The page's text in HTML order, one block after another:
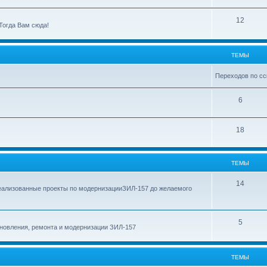
Вам сюда!
12
ы
ТЕМЫ
Переходов по
6Т
м
ы
18
м
ТЕМЫ
проекты по модернизацииЗИЛ-157 до желаемого
14Т
м
ремонта и модернизации ЗИЛ-157
5Т
ТЕМЫ